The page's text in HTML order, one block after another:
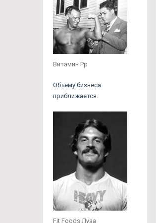
Витамин Рр
Объему бизнеса
приближается.
Fit Foods Луза